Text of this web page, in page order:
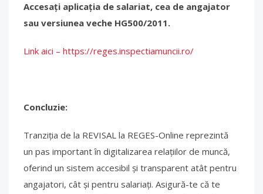
Accesați aplicația de salariat, cea de angajator
sau versiunea veche HG500/2011.
Link aici – https://reges.inspectiamuncii.ro/
Concluzie:
Tranziția de la REVISAL la REGES-Online reprezintă
un pas important în digitalizarea relațiilor de muncă,
oferind un sistem accesibil și transparent atât pentru
angajatori, cât și pentru salariați. Asigură-te că te